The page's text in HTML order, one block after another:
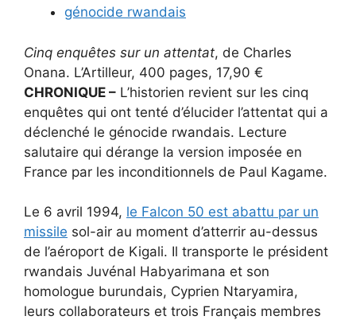
génocide rwandais
Cinq enquêtes sur un attentat, de Charles
Onana. L’Artilleur, 400 pages, 17,90 €
CHRONIQUE – L’historien revient sur les cinq
enquêtes qui ont tenté d’élucider l’attentat qui a
déclenché le génocide rwandais. Lecture
salutaire qui dérange la version imposée en
France par les inconditionnels de Paul Kagame.
Le 6 avril 1994, le Falcon 50 est abattu par un
missile sol-air au moment d’atterrir au-dessus
de l’aéroport de Kigali. Il transporte le président
rwandais Juvénal Habyarimana et son
homologue burundais, Cyprien Ntaryamira,
leurs collaborateurs et trois Français membres